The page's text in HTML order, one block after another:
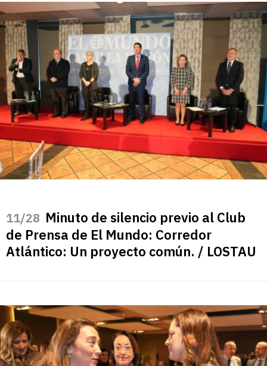
/28 Minuto de silencio previo al Club
de Prensa de El Mundo: Corredor
Atlántico: Un proyecto común. / LOSTAU